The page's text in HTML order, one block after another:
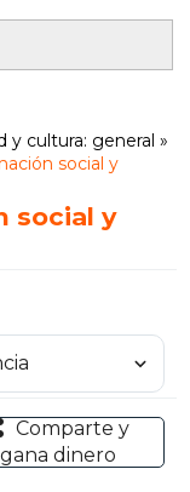
y cultura: general
social y
social y
Comparte y
gana dinero